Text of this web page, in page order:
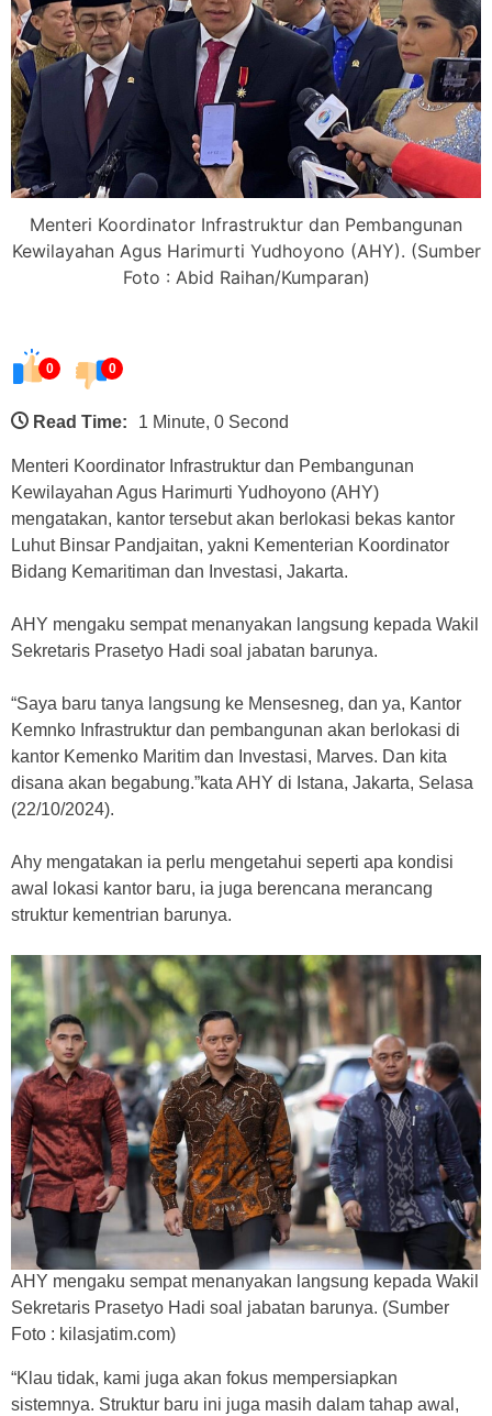
Menteri Koordinator Infrastruktur dan Pembangunan
Kewilayahan Agus Harimurti Yudhoyono (AHY). (Sumber
Foto : Abid Raihan/Kumparan)
0 0
Read Time: 1 Minute, 0 Second
Menteri Koordinator Infrastruktur dan Pembangunan
Kewilayahan Agus Harimurti Yudhoyono (AHY)
mengatakan, kantor tersebut akan berlokasi bekas kantor
Luhut Binsar Pandjaitan, yakni Kementerian Koordinator
Bidang Kemaritiman dan Investasi, Jakarta.
AHY mengaku sempat menanyakan langsung kepada Wakil
Sekretaris Prasetyo Hadi soal jabatan barunya.
“Saya baru tanya langsung ke Mensesneg, dan ya, Kantor
Kemnko Infrastruktur dan pembangunan akan berlokasi di
kantor Kemenko Maritim dan Investasi, Marves. Dan kita
disana akan begabung.”kata AHY di Istana, Jakarta, Selasa
(22/10/2024).
Ahy mengatakan ia perlu mengetahui seperti apa kondisi
awal lokasi kantor baru, ia juga berencana merancang
struktur kementrian barunya.
AHY mengaku sempat menanyakan langsung kepada Wakil
Sekretaris Prasetyo Hadi soal jabatan barunya. (Sumber
Foto : kilasjatim.com)
“Klau tidak, kami juga akan fokus mempersiapkan
sistemnya. Struktur baru ini juga masih dalam tahap awal,